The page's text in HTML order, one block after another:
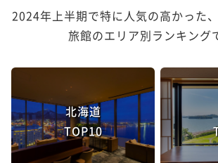
2024年上半期で特に人気の高かった
旅館のエリア別ランキング
北海道
TOP10